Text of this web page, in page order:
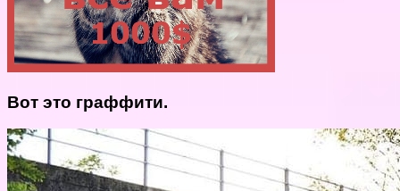
Вот это граффити.